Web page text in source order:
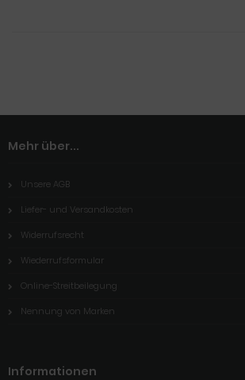
Mehr über...
Unsere AGB
Liefer- und Versandkosten
Widerrufsrecht
Wiederrufsformular
Online-Streitbeilegung
Nennung von Marken
Informationen